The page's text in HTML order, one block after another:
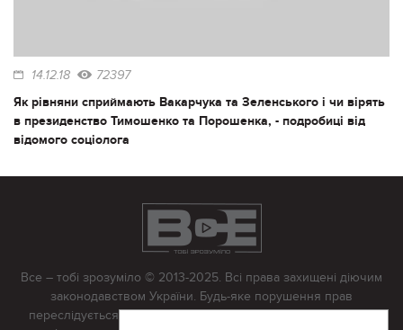
14.12.18 72397
Як рівняни сприймають Вакарчука та Зеленського і чи вірять
в президенство Тимошенко та Порошенка, - подробиці від
відомого соціолога
Все – тобі зрозуміло © 2013-2025. Всі права захищені діючим
законодавством України. Будь-яке порушення прав
переслідується в судовому порядку. Будь-яке відтворення